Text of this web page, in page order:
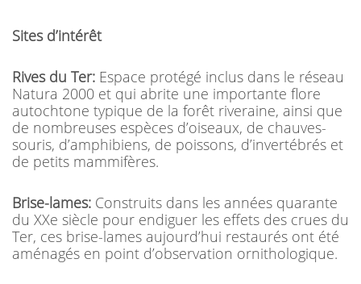
Sites d’intérêt
Rives du Ter: Espace protégé inclus dans le réseau
Natura 2000 et qui abrite une importante flore
autochtone typique de la forêt riveraine, ainsi que
de nombreuses espèces d’oiseaux, de chauves-
souris, d’amphibiens, de poissons, d’invertébrés et
de petits mammifères.
Brise-lames: Construits dans les années quarante
du XXe siècle pour endiguer les effets des crues du
Ter, ces brise-lames aujourd’hui restaurés ont été
aménagés en point d’observation ornithologique.